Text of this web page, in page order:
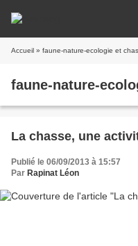
Accueil » faune-nature-ecologie et
faune-nature-
La chasse, une
Publié le 06/09/2013 à 15:57
Par Rapinat Léon